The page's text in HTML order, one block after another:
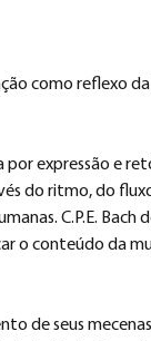
como reflexo
expressão e
do ritmo, do
C.P.E.
o conteúdo da
de seus